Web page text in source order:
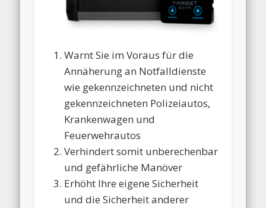
Warnt Sie im Voraus für die
Annäherung an Notfalldienste
wie gekennzeichneten und nicht
gekennzeichneten Polizeiautos,
Krankenwagen und
Feuerwehrautos
Verhindert somit unberechenbar
und gefährliche Manöver
Erhöht Ihre eigene Sicherheit
und die Sicherheit anderer